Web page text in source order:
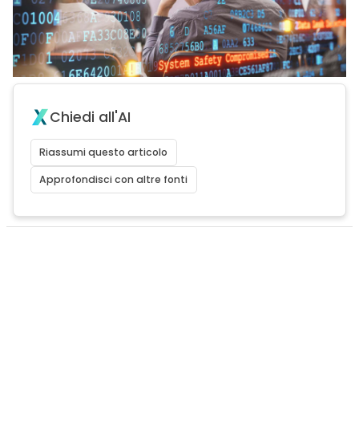
Chiedi all'AI
Riassumi questo articolo
Approfondisci con altre fonti